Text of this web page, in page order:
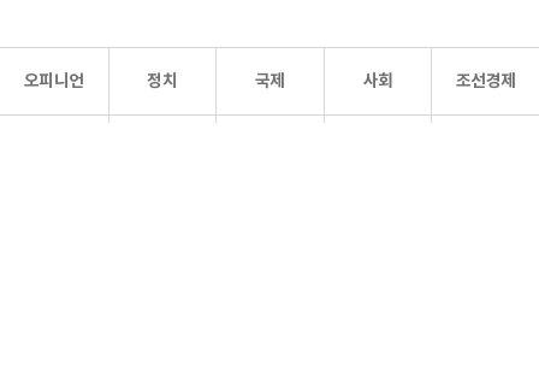
오피니언 정치 국제 사회 조선경제